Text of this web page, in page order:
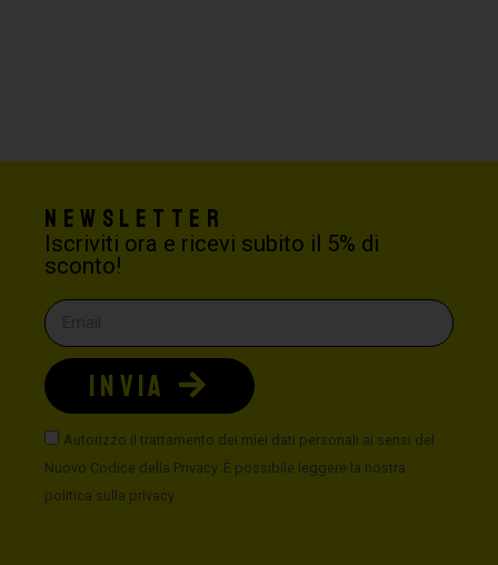
Newsletter
Iscriviti ora e ricevi subito il 5% di
sconto!
Autorizzo il trattamento dei miei dati personali ai sensi del
Nuovo Codice della Privacy. È possibile leggere la nostra
politica sulla privacy
INVIA